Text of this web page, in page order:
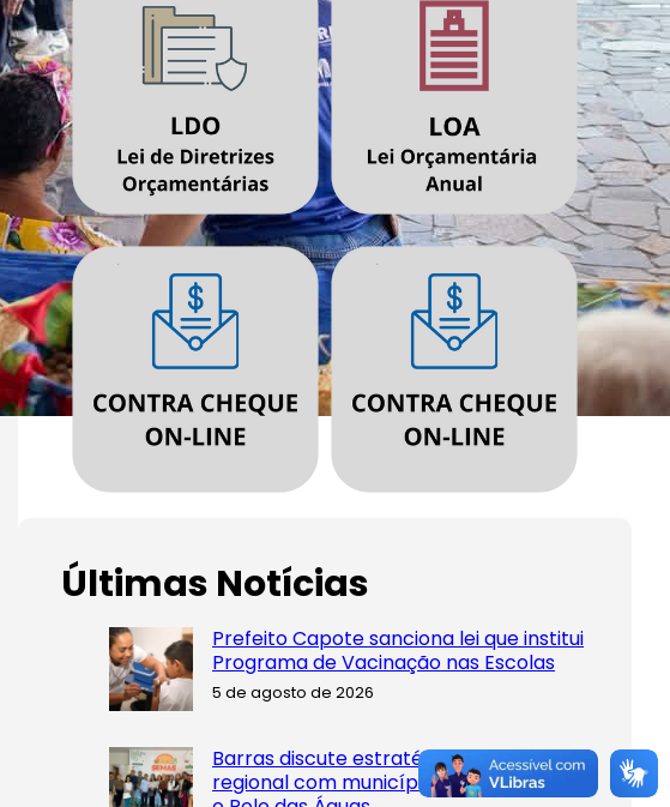
Últimas Notícias
Prefeito Capote sanciona lei que institui
Programa de Vacinação nas Escolas
5 de agosto de 2026
Barras discute estratégias de turismo
regional com municípios que compõem